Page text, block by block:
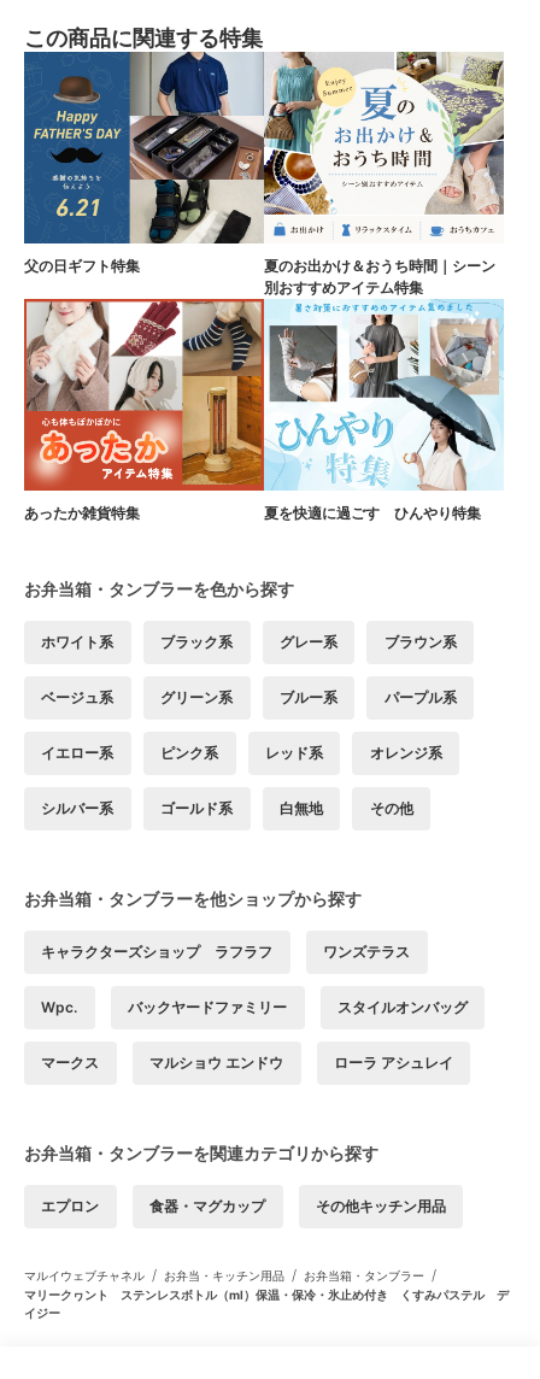
この商品に関連する特集
父の日ギフト特集
夏のお出かけ＆おうち時間｜シーン
別おすすめアイテム特集
あったか雑貨特集 夏を快適に過ごす ひんやり特集
お弁当箱・タンブラーを色から探す
ホワイト系 ブラック系 グレー系 ブラウン系
ベージュ系 グリーン系 ブルー系 パープル系
イエロー系 ピンク系 レッド系 オレンジ系
シルバー系 ゴールド系 白無地 その他
お弁当箱・タンブラーを他ショップから探す
キャラクターズショップ ラフラフ ワンズテラス
Wpc. バックヤードファミリー スタイルオンバッグ
マークス マルショウ エンドウ ローラ アシュレイ
お弁当箱・タンブラーを関連カテゴリから探す
エプロン 食器・マグカップ その他キッチン用品
マルイウェブチャネル / お弁当・キッチン用品 / お弁当箱・タンブラー /
マリークヮント ステンレスボトル（ml）保温・保冷・氷止め付き くすみパステル デ
イジー